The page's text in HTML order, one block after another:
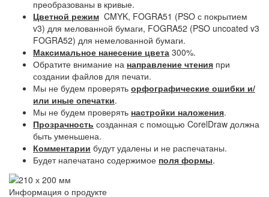
преобразованы в кривые.
Цветной режим CMYK, FOGRA51 (PSO с покрытием
v3) для мелованной бумаги, FOGRA52 (PSO uncoated v3
FOGRA52) для немелованной бумаги.
Максимальное нанесение цвета 300%.
Обратите внимание на направление чтения при
создании файлов для печати.
Мы не будем проверять орфографические ошибки и/
или иные опечатки.
Мы не будем проверять настройки наложения.
Прозрачность созданная с помощью CorelDraw должна
быть уменьшена.
Комментарии будут удалены и не распечатаны.
Будет напечатано содержимое поля формы.
Информация о продукте